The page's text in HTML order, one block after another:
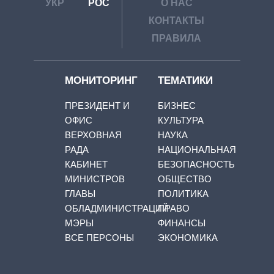
УКР РОС
О НАС
КОНТАКТЫ
ПРАВИЛА
МОНИТОРИНГ
ПРЕЗИДЕНТ И
ОФИС
ВЕРХОВНАЯ
РАДА
КАБИНЕТ
МИНИСТРОВ
ГЛАВЫ
ОБЛАДМИНИСТРАЦИЙ
МЭРЫ
ВСЕ ПЕРСОНЫ
ТЕМАТИКИ
БИЗНЕС
КУЛЬТУРА
НАУКА
НАЦИОНАЛЬНАЯ
БЕЗОПАСНОСТЬ
ОБЩЕСТВО
ПОЛИТИКА
ПРАВО
ФИНАНСЫ
ЭКОНОМИКА